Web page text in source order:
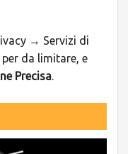
→ Servizi di
per da limitare, e
Precisa.